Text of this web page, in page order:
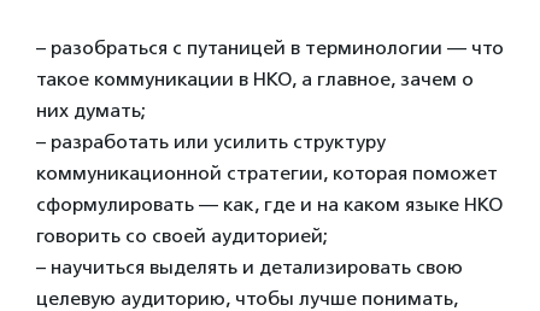
– разобраться с путаницей в терминологии — что
такое коммуникации в НКО, а главное, зачем о
них думать;
– разработать или усилить структуру
коммуникационной стратегии, которая поможет
сформулировать — как, где и на каком языке НКО
говорить со своей аудиторией;
– научиться выделять и детализировать свою
целевую аудиторию, чтобы лучше понимать,